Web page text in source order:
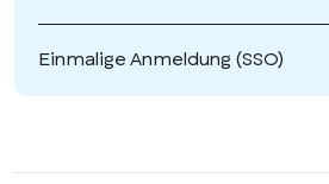
Einmalige Anmeldung (SSO)